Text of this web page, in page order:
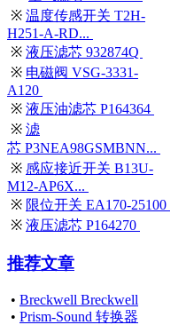
※ 温度传感开关 T2H-
H251-A-RD...
※ 液压滤芯 932874Q
※ 电磁阀 VSG-3331-
A120
※ 液压油滤芯 P164364
※ 滤
芯 P3NEA98GSMBNN...
※ 感应接近开关 B13U-
M12-AP6X...
※ 限位开关 EA170-25100
※ 液压滤芯 P164270
推荐文章
• Breckwell Breckwell
• Prism-Sound 转换器